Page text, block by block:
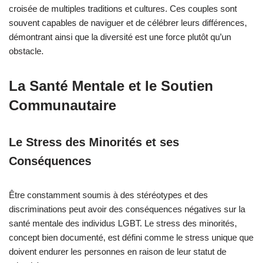
croisée de multiples traditions et cultures. Ces couples sont
souvent capables de naviguer et de célébrer leurs différences,
démontrant ainsi que la diversité est une force plutôt qu’un
obstacle.
La Santé Mentale et le Soutien
Communautaire
Le Stress des Minorités et ses
Conséquences
Être constamment soumis à des stéréotypes et des
discriminations peut avoir des conséquences négatives sur la
santé mentale des individus LGBT. Le stress des minorités,
concept bien documenté, est défini comme le stress unique que
doivent endurer les personnes en raison de leur statut de